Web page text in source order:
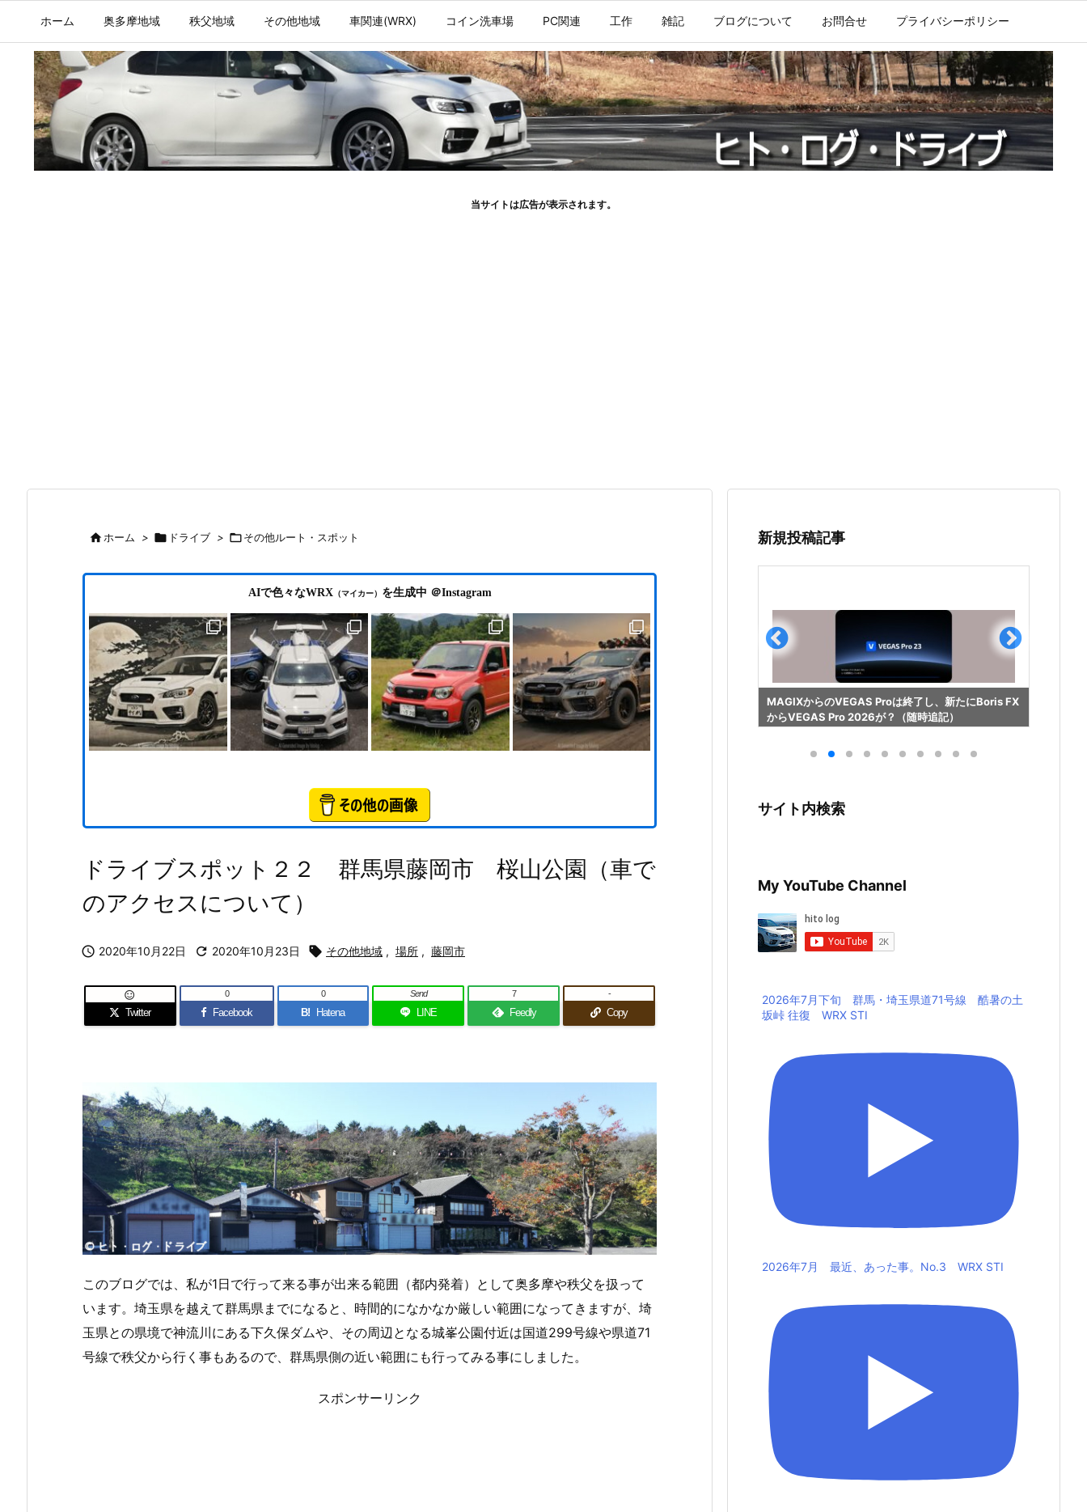
ホーム 奥多摩地域 秩父地域 その他地域 車関連(WRX) コイン洗車場 PC関連 工作 雑記 ブログについて お問合せ プライバシーポリシー
当サイトは広告が表示されます。
ホーム >  ドライブ > その他ルート・スポット
AIで色々なWRX （マイカー） を生成中 ＠Instagram
ドライブスポット２２ 群馬県藤岡市 桜山公園（車で
のアクセスについて）
 2020年10月22日  2020年10月23日  その他地域 , 場所 , 藤岡市
Twitter

Facebook
0
B! Hatena
0
LINE
Send
Feedly
7
Copy
-
このブログでは、私が1日で行って来る事が出来る範囲（都内発着）として奥多摩や秩父を扱って
います。埼玉県を越えて群馬県までになると、時間的になかなか厳しい範囲になってきますが、埼
玉県との県境で神流川にある下久保ダムや、その周辺となる城峯公園付近は国道299号線や県道71
号線で秩父から行く事もあるので、群馬県側の近い範囲にも行ってみる事にしました。
スポンサーリンク
新規投稿記事
検とクラッチ新品交換（オーバーホ
ール）の費用について
動画編集ソフト VEGAS Pro 23の新機能と体験版
（海外版）※2025年10月28日 日本語版発売
WRX サイドステップを中古品に交換 動画編集ソフト VEGAS Pro 2026（Boris FX版）
の新機能と体験版
MAGIXからのVEGAS Proは終了し、新たにBoris FX
からVEGAS Pro 2026が？（随時追記）
サイト内検索
My YouTube Channel
2026年7月下旬 群馬・埼玉県道71号線 酷暑の土
坂峠 往復 WRX STI
2026年7月 最近、あった事。No.3 WRX STI